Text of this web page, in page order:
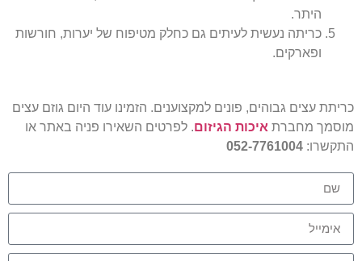
היתר.
כריתה נעשית לעיתים גם כחלק מטיפוח של יערות, חורשות
ופארקים.
כריתת עצים גבוהים, פונים למקצוענים. הזמינו עוד היום גוזם עצים
מוסמך מחברת איכות הגיזום. לפרטים השאירו פניה באתר או
התקשרו: 052-7761004